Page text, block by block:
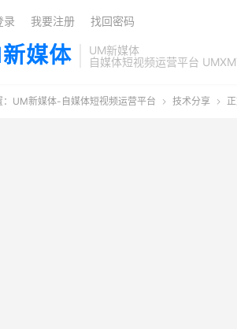
媒体
UM新媒体
自媒体短视频运营平台
录 我要注册 找回密码
UM新媒体-自媒体短视频运营平台  技术分享 